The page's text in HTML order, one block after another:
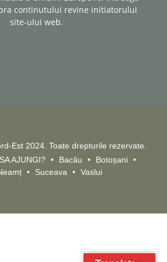
continutului revine initiatorului
site-ului web.
Est 2024. Toate drepturile rezervate.
AJUNGI?
Bacău
Botoșani
Suceava Vaslui